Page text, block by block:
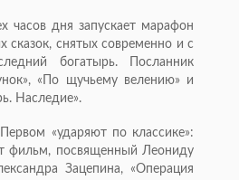
часов дня запускает марафон
сказок, снятых современно и с
богатырь. Посланник
«По щучьему велению» и
Наследие».
«ударяют по классике»:
фильм, посвященный Леониду
Зацепина, «Операция